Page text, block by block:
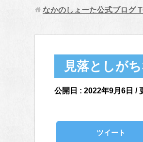
なかのしょーた公式ブログ
見落としが
公開日 : 2022年9月6日 /
ツイート